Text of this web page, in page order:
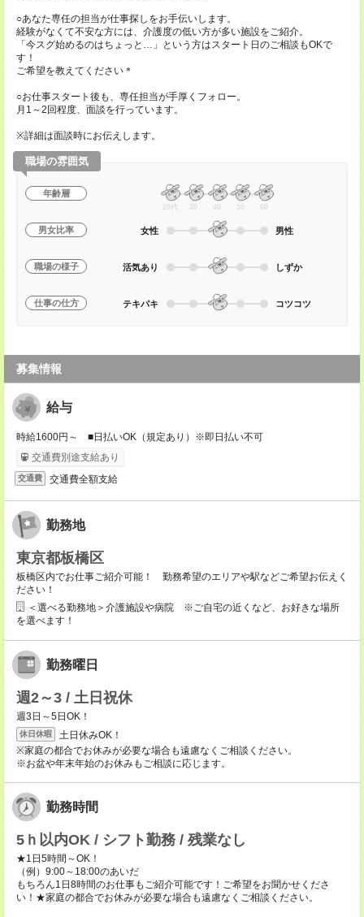
○あなた専任の担当が仕事探しをお手伝いします。
経験がなくて不安な方には、介護度の低い方が多い施設をご紹介。
「今スグ始めるのはちょっと…」という方はスタート日のご相談もOKで
す！
ご希望を教えてください＊
○お仕事スタート後も、専任担当が手厚くフォロー。
月1～2回程度、面談を行っています。
※詳細は面談時にお伝えします。
職場の雰囲気
年齢層
20代 30 40 50 60
男女比率 女性 男性
職場の様子 活気あり しずか
仕事の仕方 テキパキ コツコツ
募集情報
給与
時給1600円～ ■日払いOK（規定あり）※即日払い不可
交通費別途支給あり
交通費 交通費全額支給
勤務地
東京都板橋区
板橋区内でお仕事ご紹介可能！ 勤務希望のエリアや駅などご希望お伝えく
ださい！
＜選べる勤務地＞介護施設や病院 ※ご自宅の近くなど、お好きな場所
を選べます！
勤務曜日
週2～3 / 土日祝休
週3日～5日OK！
休日休暇
土日休みOK！
※家庭の都合でお休みが必要な場合も遠慮なくご相談ください。
※お盆や年末年始のお休みもご相談に応じます。
勤務時間
5ｈ以内OK / シフト勤務 / 残業なし
★1日5時間～OK！
（例）9:00～18:00のあいだ
もちろん1日8時間のお仕事もご紹介可能です！ご希望をお聞かせくださ
い！★家庭の都合でお休みが必要な場合も遠慮なくご相談ください。